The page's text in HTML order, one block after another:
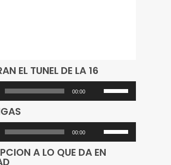
EL TUNEL DE LA 16
00:00
Utiliza
las
flecha
arriba/abajo
00:00
Utiliza
las
teclas
A LO QUE DA EN